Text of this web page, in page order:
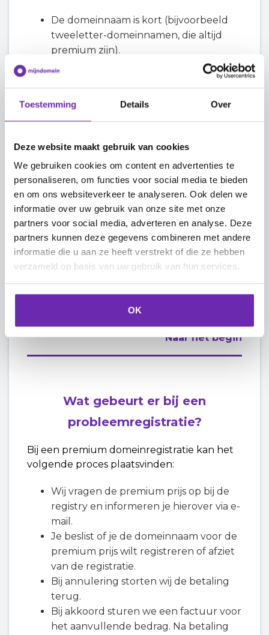
Toestemming Details Over
Deze website maakt gebruik van cookies
We gebruiken cookies om content en advertenties te
personaliseren, om functies voor social media te bieden
en om ons websiteverkeer te analyseren. Ook delen we
informatie over uw gebruik van onze site met onze
partners voor social media, adverteren en analyse. Deze
partners kunnen deze gegevens combineren met andere
informatie die u aan ze heeft verstrekt of die ze hebben
verzameld op basis van uw gebruik van hun services.
OK
De domeinnaam is kort (bijvoorbeeld
tweeletter-domeinnamen, die altijd
premium zijn).
De domeinnaam is makkelijk te
De domeinnaam is generiek.
De domeinnaam heeft een hoge
aan een product.
De domeinnaam is in de taal van de
bijbehorende extensie (TLD).
De domeinnaam komt overeen met
een plaatsnaam.
Helaas zijn premium domeinnamen niet
vooraf bij ons bekend. Ze worden in onze
domeinchecker eerst als beschikbaar
weergegeven tegen het reguliere tarief. Pas
een premiumstatus heeft.
Naar het begin
Wat gebeurt er bij een
probleemregistratie?
Bij een premium domeinregistratie kan het
volgende proces plaatsvinden:
Wij vragen de premium prijs op bij de
registry en informeren je hierover via e-
mail.
Je beslist of je de domeinnaam voor de
premium prijs wilt registreren of afziet
van de registratie.
Bij annulering storten wij de betaling
terug.
Bij akkoord sturen we een factuur voor
het aanvullende bedrag. Na betaling